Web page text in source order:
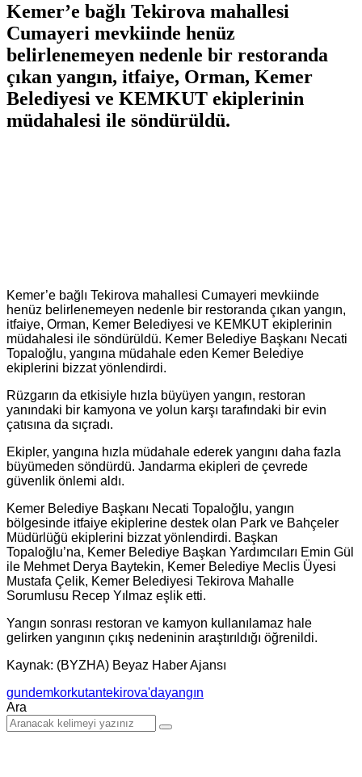
Kemer’e bağlı Tekirova mahallesi
Cumayeri mevkiinde henüz
belirlenemeyen nedenle bir restoranda
çıkan yangın, itfaiye, Orman, Kemer
Belediyesi ve KEMKUT ekiplerinin
müdahalesi ile söndürüldü.
Kemer’e bağlı Tekirova mahallesi Cumayeri mevkiinde
henüz belirlenemeyen nedenle bir restoranda çıkan yangın,
itfaiye, Orman, Kemer Belediyesi ve KEMKUT ekiplerinin
müdahalesi ile söndürüldü. Kemer Belediye Başkanı Necati
Topaloğlu, yangına müdahale eden Kemer Belediye
ekiplerini bizzat yönlendirdi.
Rüzgarın da etkisiyle hızla büyüyen yangın, restoran
yanındaki bir kamyona ve yolun karşı tarafındaki bir evin
çatısına da sıçradı.
Ekipler, yangına hızla müdahale ederek yangını daha fazla
büyümeden söndürdü. Jandarma ekipleri de çevrede
güvenlik önlemi aldı.
Kemer Belediye Başkanı Necati Topaloğlu, yangın
bölgesinde itfaiye ekiplerine destek olan Park ve Bahçeler
Müdürlüğü ekiplerini bizzat yönlendirdi. Başkan
Topaloğlu’na, Kemer Belediye Başkan Yardımcıları Emin Gül
ile Mehmet Derya Baytekin, Kemer Belediye Meclis Üyesi
Mustafa Çelik, Kemer Belediyesi Tekirova Mahalle
Sorumlusu Recep Yılmaz eşlik etti.
Yangın sonrası restoran ve kamyon kullanılamaz hale
gelirken yangının çıkış nedeninin araştırıldığı öğrenildi.
Kaynak: (BYZHA) Beyaz Haber Ajansı
gundemkorkutantekirova'dayangın
Ara